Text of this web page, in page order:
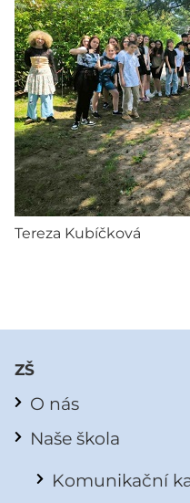
Tereza Kubíčková
ZŠ
O nás
Naše škola
Komunikační